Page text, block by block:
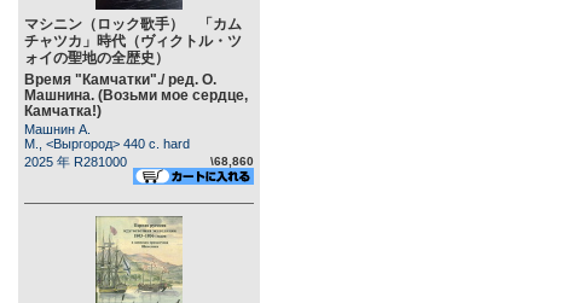
マシニン（ロック歌手） 「カム
チャツカ」時代（ヴィクトル・ツ
ォイの聖地の全歴史）
Время "Камчатки"./ ред. О.
Машнина. (Возьми мое сердце,
Камчатка!)
Машнин А.
М., <Выргород> 440 c. hard
2025 年 R281000
\68,860